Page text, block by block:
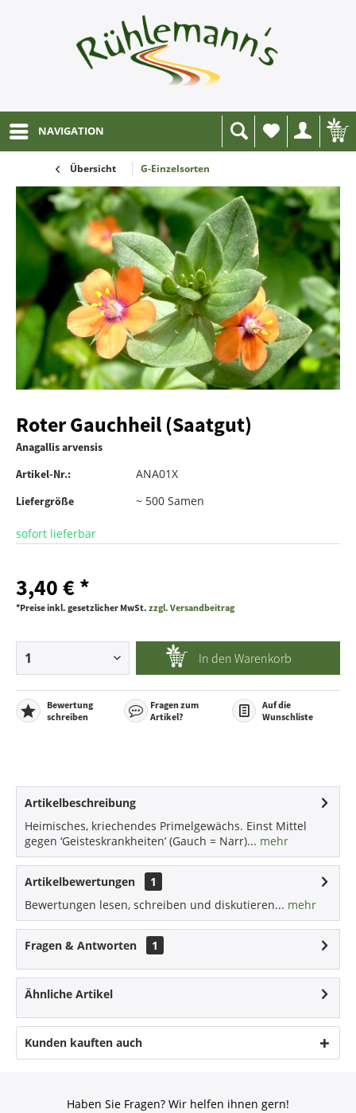
NAVIGATION
Wunschliste
Übersicht G-Einzelsorten
Roter Gauchheil (Saatgut)
Anagallis arvensis
Artikel-Nr.:
ANA01X
Liefergröße ~ 500 Samen
sofort lieferbar
3,40 € *
*Preise inkl. gesetzlicher MwSt. zzgl. Versandbeitrag
In den Warenkorb
Bewertung
schreiben
Fragen zum
Artikel?
Auf die
Wunschliste
Artikelbeschreibung
Heimisches, kriechendes Primelgewächs. Einst Mittel
gegen ‘Geisteskrankheiten’ (Gauch = Narr)... mehr
Artikelbewertungen
1
Bewertungen lesen, schreiben und diskutieren... mehr
Fragen & Antworten 1
Ähnliche Artikel
Kunden kauften auch
Haben Sie Fragen? Wir helfen ihnen gern!